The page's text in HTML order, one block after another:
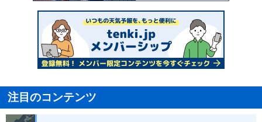
注目のコンテンツ